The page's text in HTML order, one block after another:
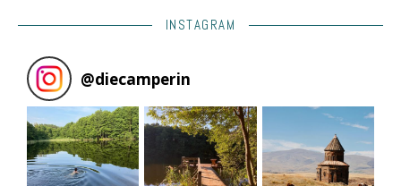
INSTAGRAM
@diecamperin